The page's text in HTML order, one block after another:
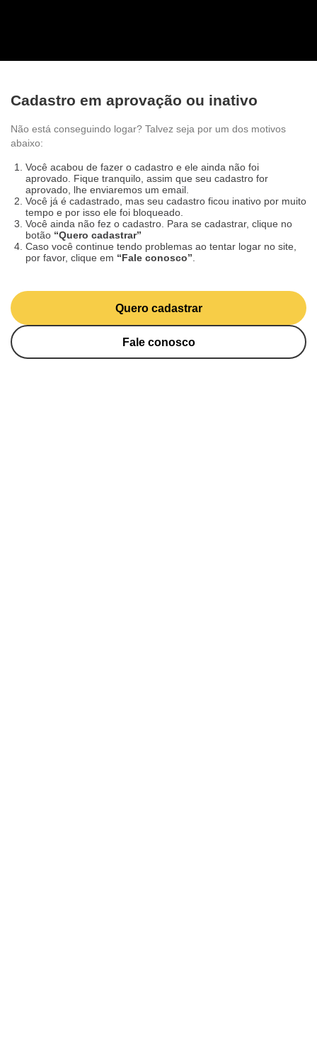
Cadastro em aprovação ou inativo
Não está conseguindo logar? Talvez seja por um dos
motivos abaixo:
Você acabou de fazer o cadastro e ele ainda não foi
aprovado. Fique tranquilo, assim que seu cadastro for
aprovado, lhe enviaremos um email.
Você já é cadastrado, mas seu cadastro ficou inativo por
muito tempo e por isso ele foi bloqueado.
Você ainda não fez o cadastro. Para se cadastrar, clique
no botão“Quero cadastrar”
Caso você continue tendo problemas ao tentar logar no
site, por favor, clique em“Fale conosco”
Quero cadastrar
Fale conosco